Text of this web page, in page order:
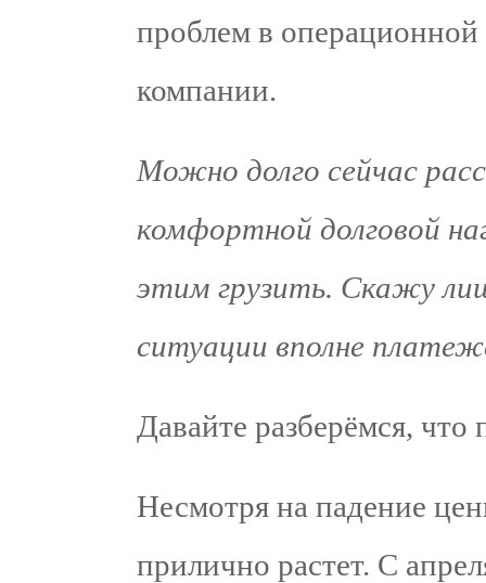
проблем в
компании.
Можно долго сейчас
комфортной долговой
этим грузить. Скажу
ситуации вполне
Давайте разберёмся,
Несмотря на падение
прилично растет. С